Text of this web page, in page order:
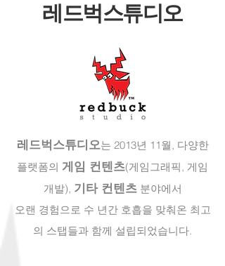
​레드벅스튜디오
레드벅스튜디오는 2013년 11월, 다양한
플랫폼의 게임 컨텐츠(게임그래픽, 게임
개발), 기타 컨텐츠분야에서
오랜 경험으로 수 년간 호흡을 맞춰온 최고
의 스탭들과 함께 설립되었습니다.